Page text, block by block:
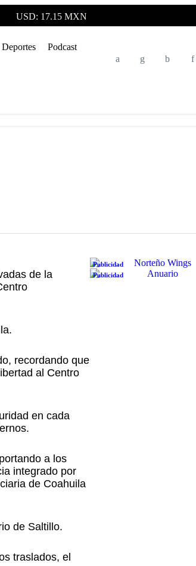
USD: 17.15 MXN
Deportes Podcast
de la
recordando que
al Centro
en cada
a los
integrado por
de Coahuila
de Saltillo.
traslados, el
Publicidad
Publicidad